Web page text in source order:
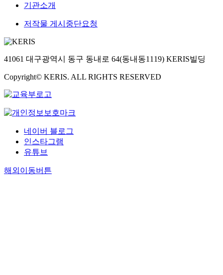
기관소개
저작물 게시중단요청
41061 대구광역시 동구 동내로 64(동내동1119) KERIS빌딩
Copyright© KERIS. ALL RIGHTS RESERVED
네이버 블로그
인스타그램
유튜브
해외이동버튼